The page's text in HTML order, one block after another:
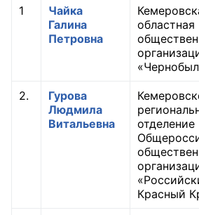
Общественные советы
Общественные советы при
органах федеральных
исполнительной власти
Общественные советы по
1
Чайка
Галина
Петровна
областная
2.
Гурова
Людмила
Витальевна
отделение
Красный